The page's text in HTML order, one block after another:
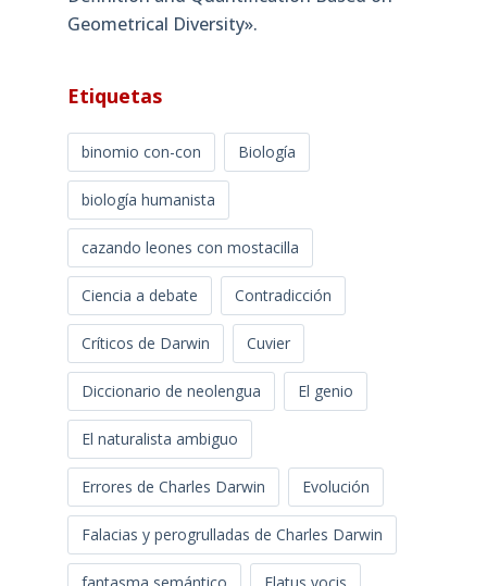
Geometrical Diversity»​.
Etiquetas
binomio con-con Biología
biología humanista
cazando leones con mostacilla
Ciencia a debate Contradicción
Críticos de Darwin Cuvier
Diccionario de neolengua El genio
El naturalista ambiguo
Errores de Charles Darwin Evolución
Falacias y perogrulladas de Charles Darwin